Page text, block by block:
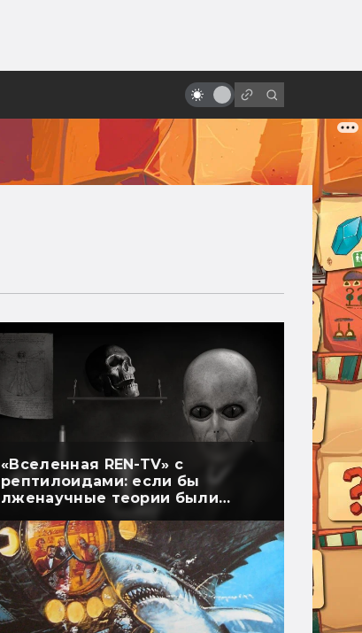
кино
«Вселенная REN-TV» с
рептилоидами: если бы
лженаучные теории были